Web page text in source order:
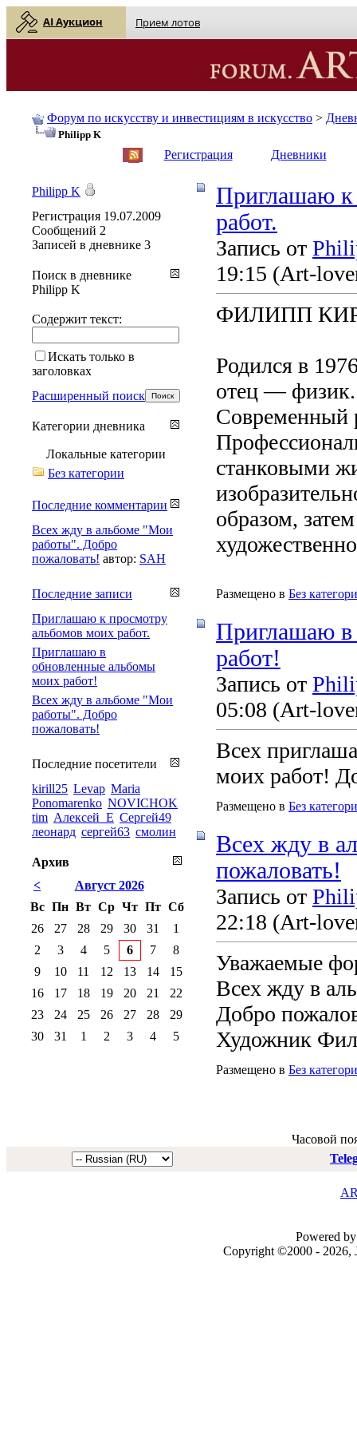
AI Аукцион Прием лотов
Форум по искусству и инвестициям в искусство >
Philipp K
Регистрация Дневники
Приглашаю к
работ.
Запись от
19:15 (Art-
ФИЛИПП
Родился в
отец ― физик.
Современный
станковыми
образом,
Размещено в Без
Приглашаю в
работ!
Запись от
05:08 (Art-
Всех
моих работ!
Размещено в Без
Всех жду в
пожаловать!
Запись от
22:18 (Art-
Уважаемые
Всех жду в
Добро
Художник
Размещено в Без
Philipp K
Регистрация 19.07.2009
Сообщений 2
Записей в дневнике 3
Поиск в дневнике
Philipp K
Содержит текст:
Искать только в
заголовках
Расширенный поиск
Категории дневника
Локальные категории
Без категории
Последние комментарии
Всех жду в альбоме "Мои
работы". Добро
пожаловать! автор: SAH
Последние записи
Приглашаю к просмотру
альбомов моих работ.
Приглашаю в
обновленные альбомы
моих работ!
Всех жду в альбоме "Мои
работы". Добро
пожаловать!
Последние посетители
kirill25 Levap Maria
Ponomarenko NOVICHOK
tim Алексей_Е Сергей49
леонард сергей63 смолин
Архив
<
Август 2026
Вс Пн Вт Ср Чт Пт Сб
26
27 28 29 30 31
1
2
3 4 5 6 7
8
9
10 11 12 13 14
15
16
17 18 19 20 21
22
23
24 25 26 27 28
29
30
31 1 2 3 4 5
Часовой
Powered
Copyright ©2000 - 2026,